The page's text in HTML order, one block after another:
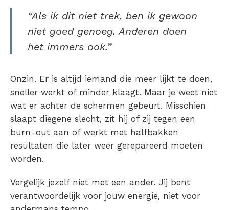
“Als ik dit niet trek, ben ik gewoon
niet goed genoeg. Anderen doen
het immers ook.”
Onzin. Er is altijd iemand die meer lijkt te doen,
sneller werkt of minder klaagt. Maar je weet niet
wat er achter de schermen gebeurt. Misschien
slaapt diegene slecht, zit hij of zij tegen een
burn-out aan of werkt met halfbakken
resultaten die later weer gerepareerd moeten
worden.
Vergelijk jezelf niet met een ander. Jij bent
verantwoordelijk voor jouw energie, niet voor